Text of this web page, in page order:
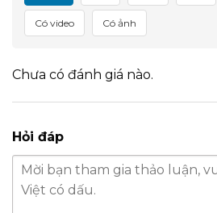
Có video Có ảnh
Chưa có đánh giá nào.
Hỏi đáp